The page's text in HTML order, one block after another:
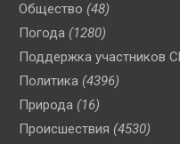
Общество (48)
Погода (1280)
Поддержка участников
Политика (4396)
Природа (16)
Происшествия (4530)